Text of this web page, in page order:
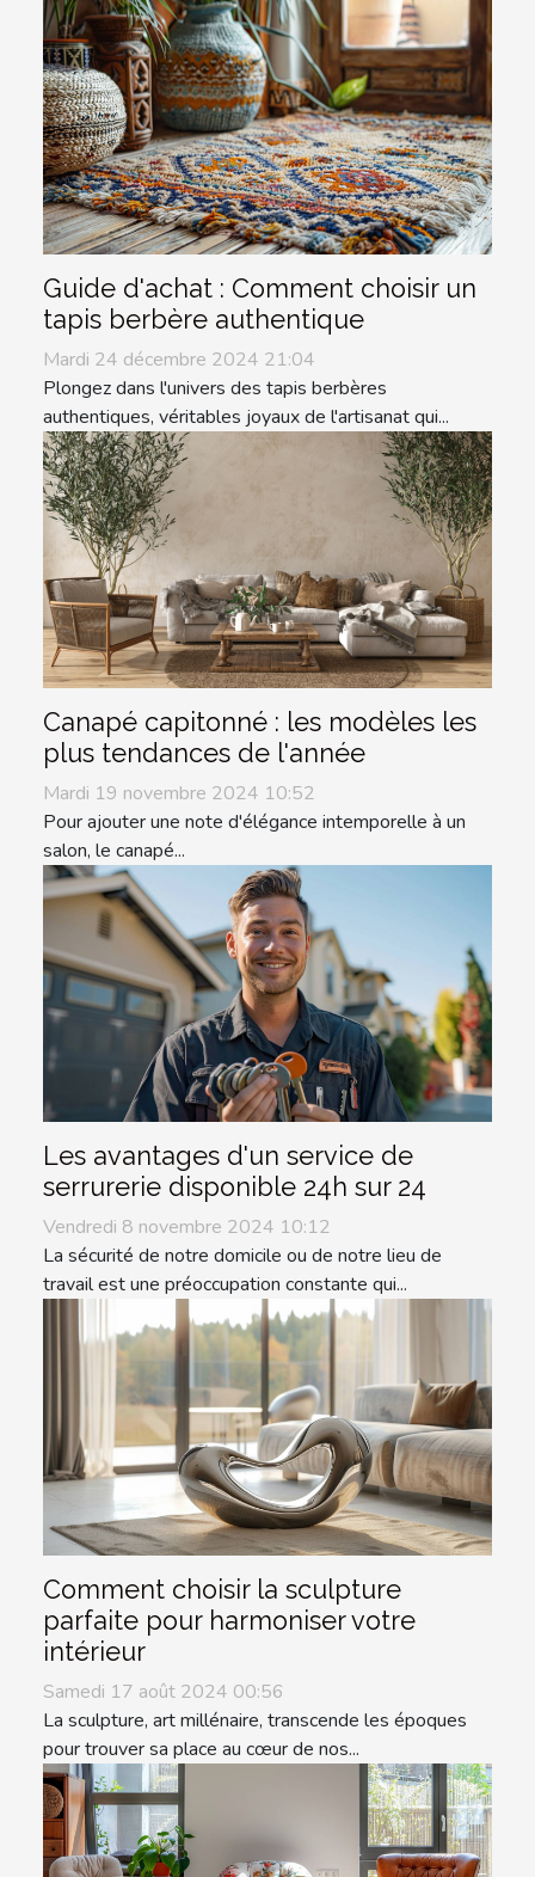
Guide d'achat : Comment choisir un
tapis berbère authentique
Mardi 24 décembre 2024 21:04
Plongez dans l'univers des tapis berbères
authentiques, véritables joyaux de l'artisanat qui...
Canapé capitonné : les modèles les
plus tendances de l'année
Mardi 19 novembre 2024 10:52
Pour ajouter une note d'élégance intemporelle à un
salon, le canapé...
Les avantages d'un service de
serrurerie disponible 24h sur 24
Vendredi 8 novembre 2024 10:12
La sécurité de notre domicile ou de notre lieu de
travail est une préoccupation constante qui...
Comment choisir la sculpture
parfaite pour harmoniser votre
intérieur
Samedi 17 août 2024 00:56
La sculpture, art millénaire, transcende les époques
pour trouver sa place au cœur de nos...